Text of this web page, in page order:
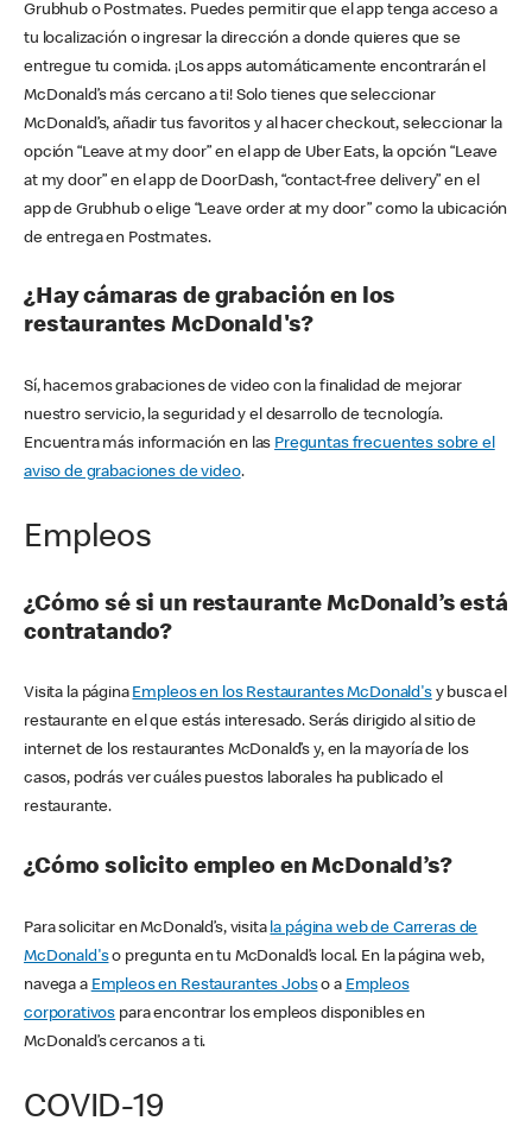
Grubhub o Postmates. Puedes permitir que el app tenga acceso a
tu localización o ingresar la dirección a donde quieres que se
entregue tu comida. ¡Los apps automáticamente encontrarán el
McDonald’s más cercano a ti! Solo tienes que seleccionar
McDonald’s, añadir tus favoritos y al hacer checkout, seleccionar la
opción “Leave at my door” en el app de Uber Eats, la opción “Leave
at my door” en el app de DoorDash, “contact-free delivery” en el
app de Grubhub o elige “Leave order at my door” como la ubicación
de entrega en Postmates.
¿Hay cámaras de grabación en los
restaurantes McDonald's?
Sí, hacemos grabaciones de video con la finalidad de mejorar
nuestro servicio, la seguridad y el desarrollo de tecnología.
Encuentra más información en las Preguntas frecuentes sobre el
aviso de grabaciones de video.
Empleos
¿Cómo sé si un restaurante McDonald’s está
contratando?
Visita la página Empleos en los Restaurantes McDonald'sy busca el
restaurante en el que estás interesado. Serás dirigido al sitio de
internet de los restaurantes McDonald’s y, en la mayoría de los
casos, podrás ver cuáles puestos laborales ha publicado el
restaurante.
¿Cómo solicito empleo en McDonald’s?
Para solicitar en McDonald’s, visita la página web de Carreras de
McDonald'so pregunta en tu McDonald’s local. En la página web,
navega a Empleos en Restaurantes Jobso a Empleos
corporativos para encontrar los empleos disponibles en
McDonald’s cercanos a ti.
COVID-19